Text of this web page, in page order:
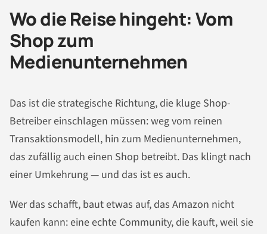
Wo die Reise hingeht: Vom
Shop zum
Medienunternehmen
Das ist die strategische Richtung, die kluge Shop-
Betreiber einschlagen müssen: weg vom reinen
Transaktionsmodell, hin zum Medienunternehmen,
das zufällig auch einen Shop betreibt. Das klingt nach
einer Umkehrung — und das ist es auch.
Wer das schafft, baut etwas auf, das Amazon nicht
kaufen kann: eine echte Community, die kauft, weil sie